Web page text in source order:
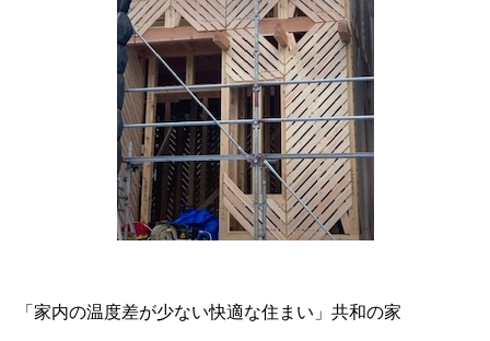
「家内の温度差が少ない快適な住まい」共和の家